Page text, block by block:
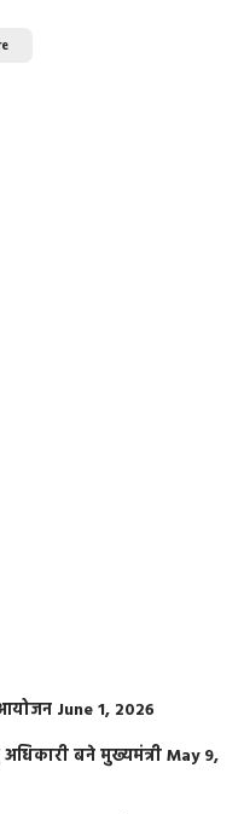
June 1, 2026
बने मुख्यमंत्रीMay 9,